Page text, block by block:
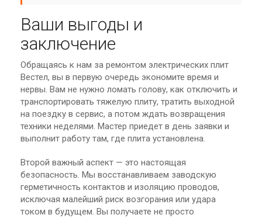
Ваши выгоды и
заключение
Обращаясь к нам за ремонтом электрических плит
Вестел, вы в первую очередь экономите время и
нервы. Вам не нужно ломать голову, как отключить и
транспортировать тяжелую плиту, тратить выходной
на поездку в сервис, а потом ждать возвращения
техники неделями. Мастер приедет в день заявки и
выполнит работу там, где плита установлена.
Второй важный аспект — это настоящая
безопасность. Мы восстанавливаем заводскую
герметичность контактов и изоляцию проводов,
исключая малейший риск возгорания или удара
током в будущем. Вы получаете не просто